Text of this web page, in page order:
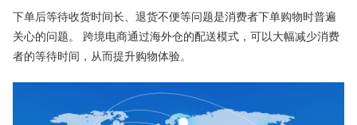
下单后等待收货时间长、退货不便等问题是消费者下单购物时普遍
关心的问题。 跨境电商通过海外仓的配送模式，可以大幅减少消费
者的等待时间，从而提升购物体验。